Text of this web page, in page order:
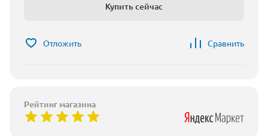
Купить сейчас
Отложить Сравнить
Рейтинг магазина